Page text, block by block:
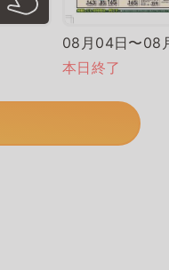
08月04日〜08
本日終了